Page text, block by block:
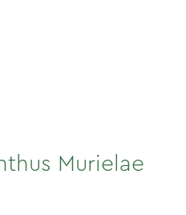
Murielae